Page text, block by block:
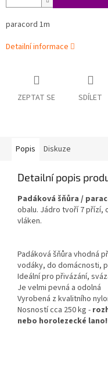
paracord 1m
Detailní informace
ZEPTAT SE SDÍLET
Popis Diskuze
Detailní popis
Padáková šňůra /
obalu. Jádro tvoří 7 přízí,
vláken.
Padáková šňůra vhodná
vodáky, do domácnosti,
Ideální pro přivázání,
Je velmi pevná a odolná
Vyrobená z kvalitního
Nosností cca 250 kg -
nebo horolezecké